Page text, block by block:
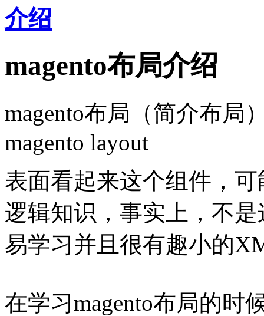
介绍
magento布局介绍
magento布局（简介布局
magento layout
表面看起来这个组件，
逻辑知识，事实上，不
易学习并且很有趣小的
在学习magento布局的时